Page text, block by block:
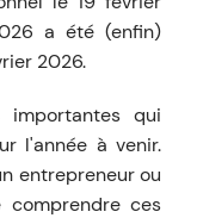
a été (enfin)
2026.
importantes qui
l'année à venir.
entrepreneur ou
ces